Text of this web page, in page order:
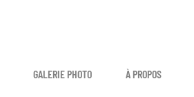
GALERIE PHOTO À PROPOS